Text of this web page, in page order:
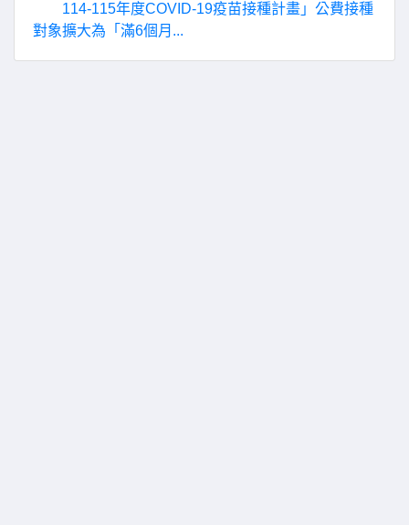
114-115年度COVID-19疫苗接種計畫」公費接種
對象擴大為「滿6個月...